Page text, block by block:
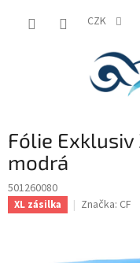
CZK
Fólie Exklusiv
modrá
501260080
XL zásilka Značka: CF